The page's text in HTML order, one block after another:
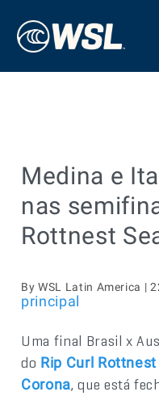
Medina e
nas
Rottnest
By WSL Latin America |
principal
Uma final Brasil x
do Rip Curl
Corona, que está